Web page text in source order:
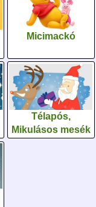
Micimackó
Télapós,
Mikulásos mesék